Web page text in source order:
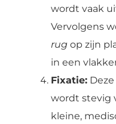
wordt vaak
Vervolgens
rug op zijn
in een
Fixatie:
wordt stevig
kleine,